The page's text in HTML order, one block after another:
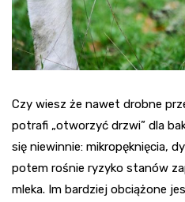
Czy wiesz że nawet drobne
potrafi „otworzyć drzwi” dla
się niewinnie: mikropęknięcia,
potem rośnie ryzyko stanów
mleka. Im bardziej obciążone